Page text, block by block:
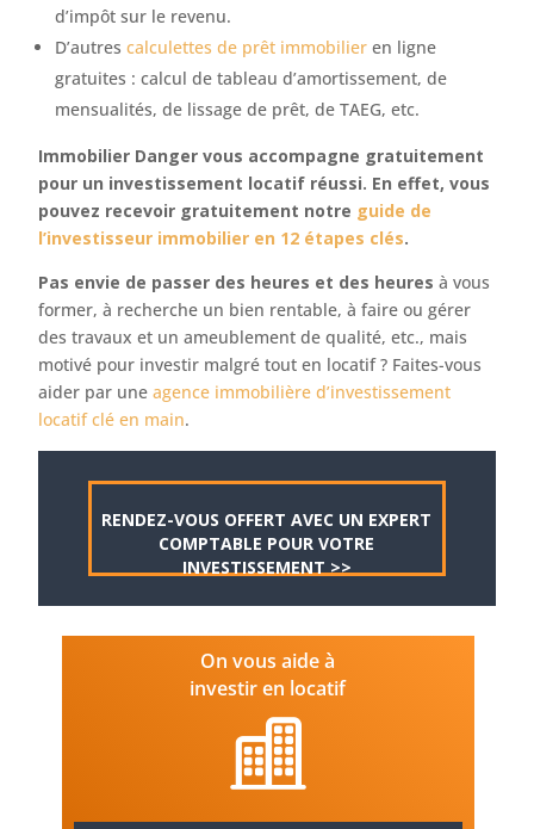
d’impôt sur le revenu.
D’autrescalculettes de prêt immobilier en ligne
gratuites : calcul de tableau d’amortissement, de
mensualités, de lissage de prêt, de TAEG, etc.
Immobilier Danger vous accompagne gratuitement
pour un investissement locatif réussi. En effet, vous
pouvez recevoir gratuitement notre guide de
l’investisseur immobilier en 12 étapes clés.
Pas envie de passer des heures et des heures à vous
former, à recherche un bien rentable, à faire ou gérer
des travaux et un ameublement de qualité, etc., mais
motivé pour investir malgré tout en locatif ? Faites-vous
aider par uneagence immobilière d’investissement
locatif clé en main.
RENDEZ-VOUS OFFERT AVEC UN EXPERT
COMPTABLE POUR VOTRE
INVESTISSEMENT >>
On vous aide à
investir en locatif